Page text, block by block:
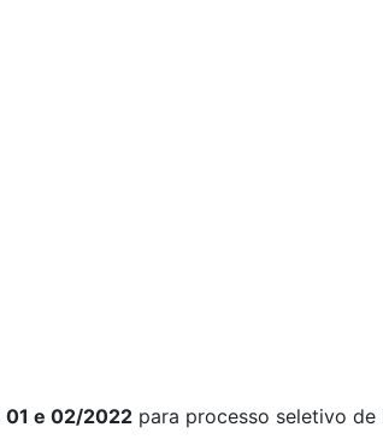
01 e 02/2022 para processo seletivo de